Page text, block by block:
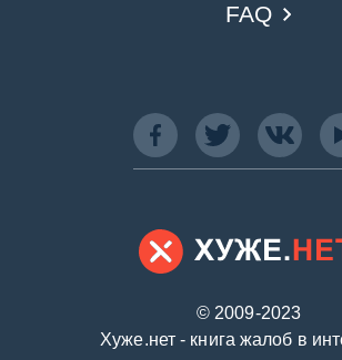
© 2009-2023
Хуже.нет - книга жалоб в
FAQ